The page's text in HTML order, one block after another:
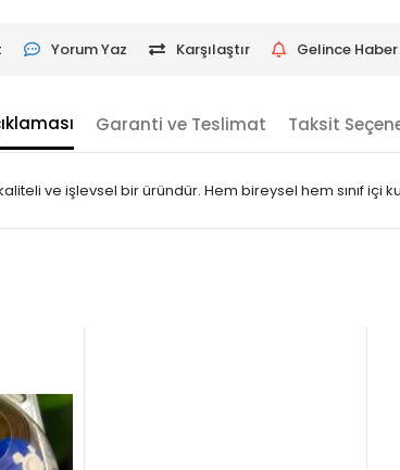
Yorum Yaz Karşılaştır Gelince
Garanti ve Teslimat Taksit
ve işlevsel bir üründür. Hem bireysel hem sınıf içi